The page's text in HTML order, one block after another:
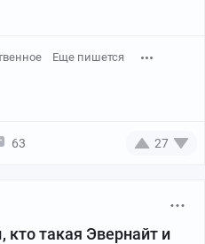
Еще пишется
63 27
такая Эвернайт и